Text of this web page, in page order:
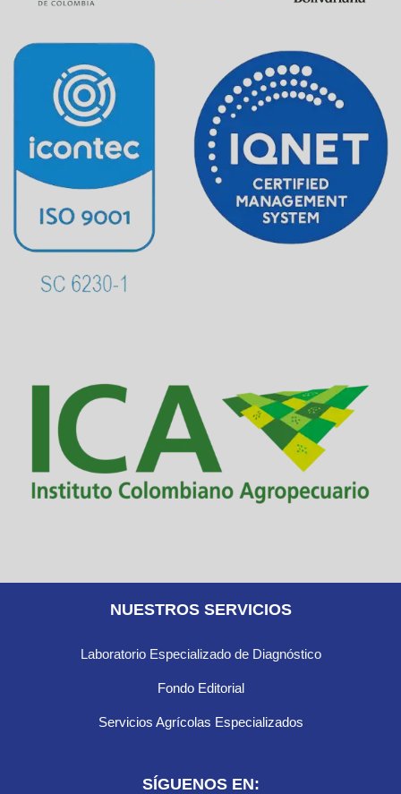
NUESTROS SERVICIOS
Laboratorio Especializado de Diagnóstico
Fondo Editorial
Servicios Agrícolas Especializados
SÍGUENOS EN: